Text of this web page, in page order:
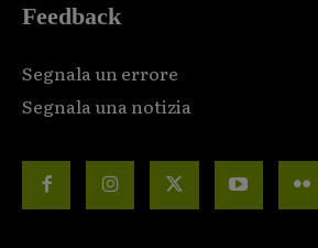
Feedback
Segnala un errore
Segnala una notizia